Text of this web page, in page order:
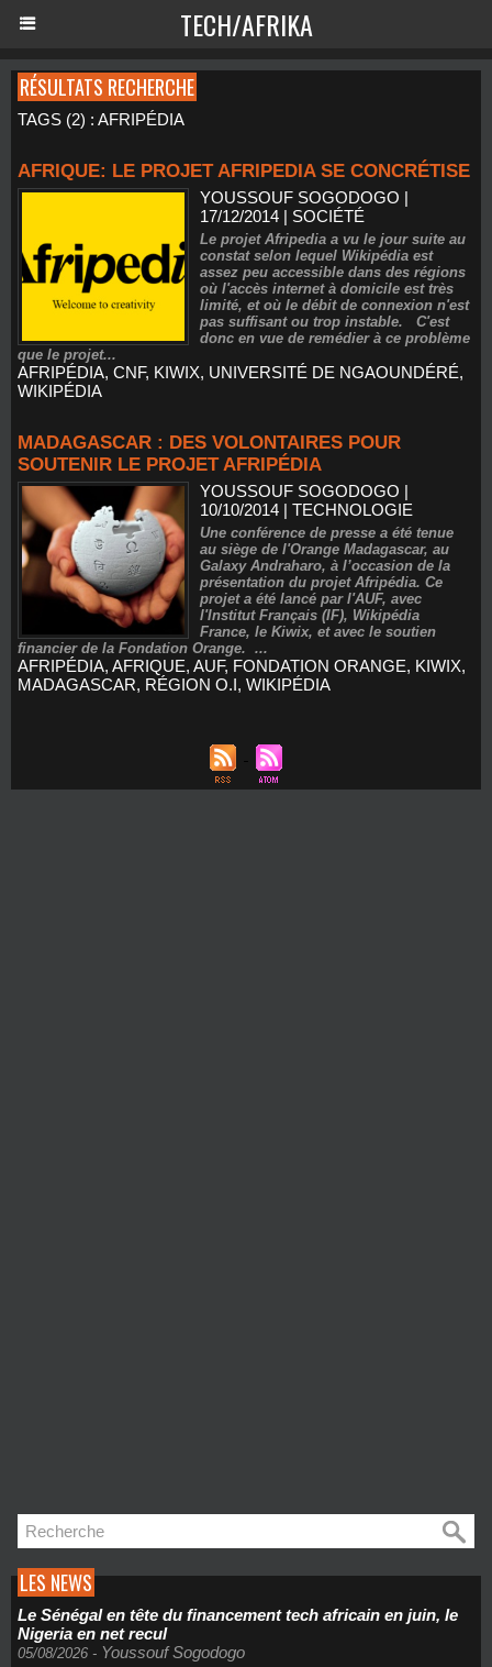
TECH/AFRIKA
RÉSULTATS RECHERCHE
TAGS (2) : AFRIPÉDIA
AFRIQUE: LE PROJET AFRIPEDIA SE CONCRÉTISE
YOUSSOUF SOGODOGO |
17/12/2014 | SOCIÉTÉ
Le projet Afripedia a vu le jour suite au
constat selon lequel Wikipédia est
assez peu accessible dans des régions
où l'accès internet à domicile est très
limité, et où le débit de connexion n'est
pas suffisant ou trop instable. C'est
donc en vue de remédier à ce problème
que le projet...
AFRIPÉDIA, CNF, KIWIX, UNIVERSITÉ DE NGAOUNDÉRÉ,
WIKIPÉDIA
MADAGASCAR : DES VOLONTAIRES POUR
SOUTENIR LE PROJET AFRIPÉDIA
YOUSSOUF SOGODOGO |
10/10/2014 |TECHNOLOGIE
Une conférence de presse a été tenue
au siège de l'Orange Madagascar, au
Galaxy Andraharo, à l’occasion de la
présentation du projet Afripédia. Ce
projet a été lancé par l'AUF, avec
l'Institut Français (IF), Wikipédia
France, le Kiwix, et avec le soutien
financier de la Fondation Orange. ...
AFRIPÉDIA, AFRIQUE, AUF, FONDATION ORANGE, KIWIX,
MADAGASCAR, RÉGION O.I, WIKIPÉDIA
LES NEWS
Le Sénégal en tête du financement tech africain en juin, le
Nigeria en net recul
05/08/2026 - Youssouf Sogodogo